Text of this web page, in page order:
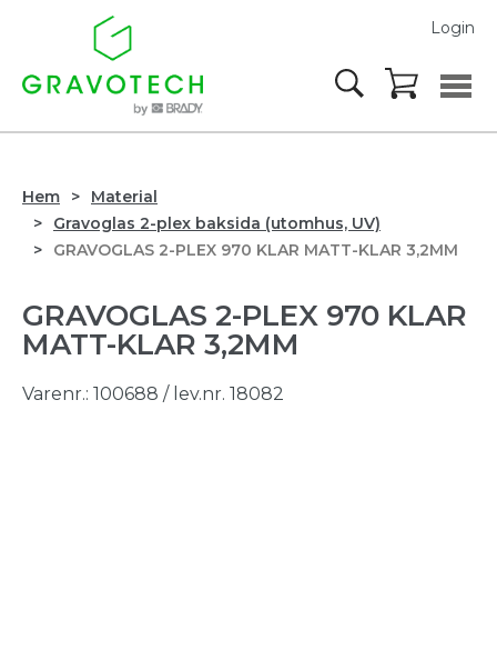
Login
Hem
Material
Gravoglas 2-plex baksida (utomhus, UV)
GRAVOGLAS 2-PLEX 970 KLAR MATT-KLAR 3,2MM
GRAVOGLAS 2-PLEX 970 KLAR
MATT-KLAR 3,2MM
Varenr.: 100688 / lev.nr. 18082